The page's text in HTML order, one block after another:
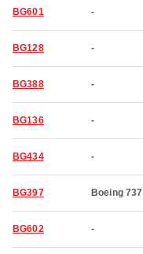
BG601 -
BG128 -
BG388 -
BG136 -
BG434 -
BG397 Boeing 737
BG602 -